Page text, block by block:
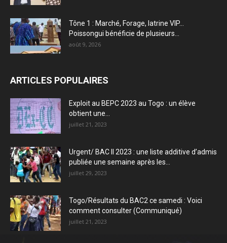
Tône 1 : Marché, Forage, latrine VIP…
Poissongui bénéficie de plusieurs...
août 9, 2026
ARTICLES POPULAIRES
Exploit au BEPC 2023 au Togo : un élève
obtient une...
juillet 21, 2023
Urgent/ BAC II 2023 : une liste additive d’admis
publiée une semaine après les...
juillet 29, 2023
Togo/Résultats du BAC2 ce samedi : Voici
comment consulter (Communiqué)
juillet 21, 2023